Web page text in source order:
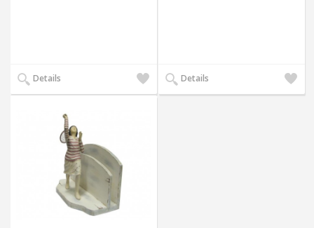
Details
Auf
den
Details
Auf
den